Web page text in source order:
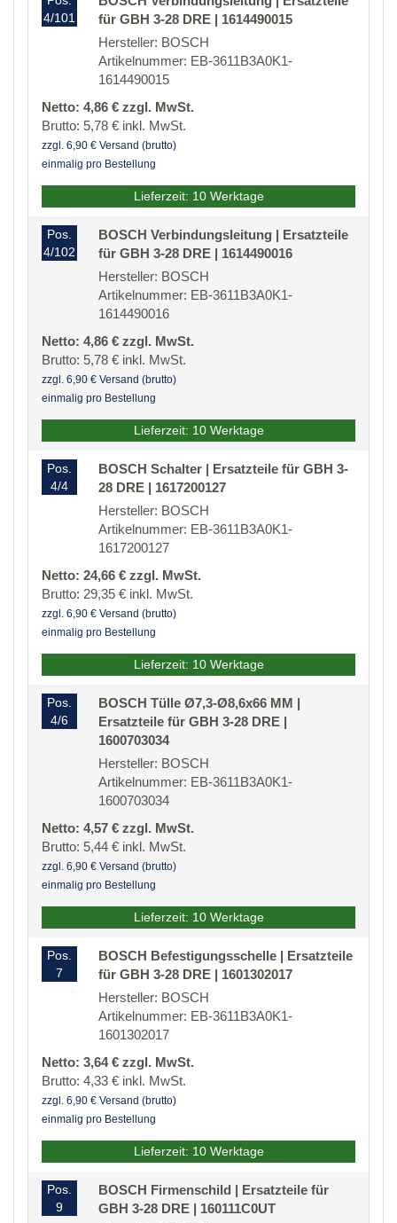
4/101
für GBH 3-28 DRE | 1614490015
Hersteller: BOSCH
Artikelnummer: EB-3611B3A0K1-
1614490015
Netto: 4,86 € zzgl. MwSt.
Brutto: 5,78 € inkl. MwSt.
zzgl. 6,90 € Versand (brutto)
einmalig pro Bestellung
Lieferzeit: 10 Werktage
Pos.
4/102
BOSCH Verbindungsleitung | Ersatzteile
für GBH 3-28 DRE | 1614490016
Hersteller: BOSCH
Artikelnummer: EB-3611B3A0K1-
1614490016
Netto: 4,86 € zzgl. MwSt.
Brutto: 5,78 € inkl. MwSt.
zzgl. 6,90 € Versand (brutto)
einmalig pro Bestellung
Lieferzeit: 10 Werktage
Pos.
4/4
BOSCH Schalter | Ersatzteile für GBH 3-
28 DRE | 1617200127
Hersteller: BOSCH
Artikelnummer: EB-3611B3A0K1-
1617200127
Netto: 24,66 € zzgl. MwSt.
Brutto: 29,35 € inkl. MwSt.
zzgl. 6,90 € Versand (brutto)
einmalig pro Bestellung
Lieferzeit: 10 Werktage
Pos.
4/6
BOSCH Tülle Ø7,3-Ø8,6x66 MM |
Ersatzteile für GBH 3-28 DRE |
1600703034
Hersteller: BOSCH
Artikelnummer: EB-3611B3A0K1-
1600703034
Netto: 4,57 € zzgl. MwSt.
Brutto: 5,44 € inkl. MwSt.
zzgl. 6,90 € Versand (brutto)
einmalig pro Bestellung
Lieferzeit: 10 Werktage
Pos.
7
BOSCH Befestigungsschelle | Ersatzteile
für GBH 3-28 DRE | 1601302017
Hersteller: BOSCH
Artikelnummer: EB-3611B3A0K1-
1601302017
Netto: 3,64 € zzgl. MwSt.
Brutto: 4,33 € inkl. MwSt.
zzgl. 6,90 € Versand (brutto)
einmalig pro Bestellung
Lieferzeit: 10 Werktage
Pos.
9
BOSCH Firmenschild | Ersatzteile für
GBH 3-28 DRE | 160111C0UT